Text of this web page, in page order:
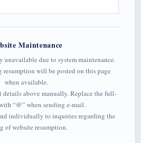
Maintenance
unavailable due to system maintenance.
resumption will be posted on this page
when available.
details above manually. Replace the full-
“@” when sending e-mail.
individually to inquiries regarding the
of website resumption.